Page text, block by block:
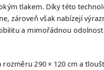
tlakem. Díky této
zároveň však nabízejí
a mimořádnou
290 × 120 cm a